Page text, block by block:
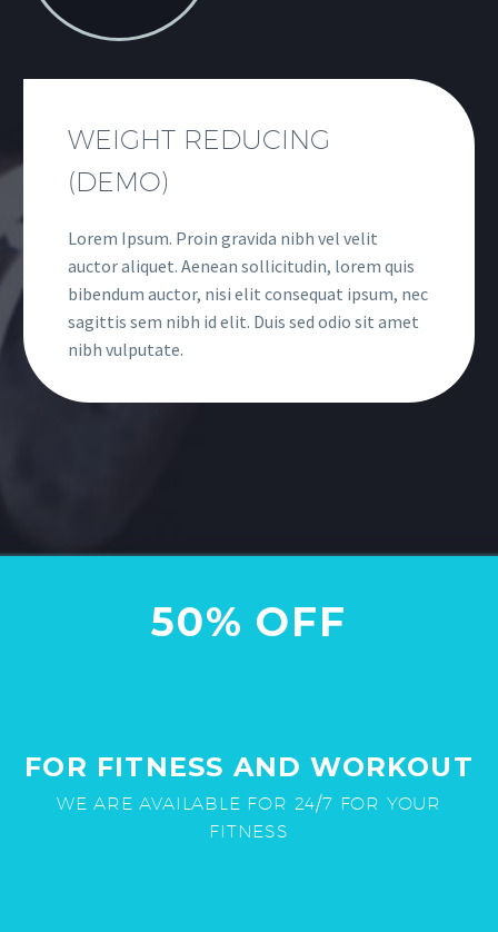
WEIGHT REDUCING
(DEMO)
Lorem Ipsum. Proin gravida nibh vel velit
auctor aliquet. Aenean sollicitudin, lorem quis
bibendum auctor, nisi elit consequat ipsum, nec
sagittis sem nibh id elit. Duis sed odio sit amet
nibh vulputate.
50% OFF
FOR FITNESS AND WORKOUT
WE ARE AVAILABLE FOR 24/7 FOR YOUR
FITNESS